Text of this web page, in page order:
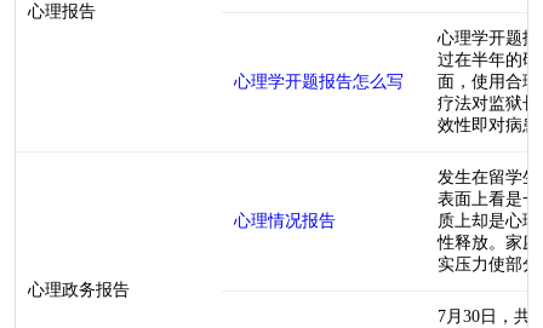
心理报告
心理学开题报告怎么写
心理学开题
过在半年的
面，使用合
疗法对监狱
效性即对病
心理政务报告
心理情况报告
发生在留学
表面上看是
质上却是心
性释放。家
实压力使部
7月30日，共